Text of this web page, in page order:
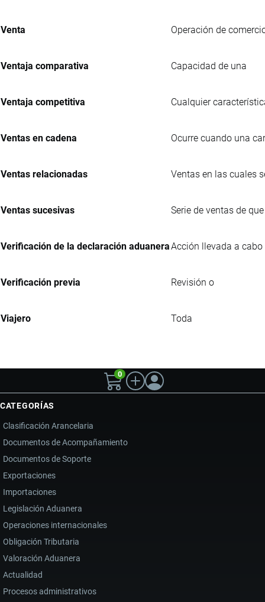
Venta Operación de
Ventaja comparativa Capacidad de una
Ventaja competitiva Cualquier
Ventas en cadena Ocurre cuando una
Ventas relacionadas Ventas en las cuales
Ventas sucesivas Serie de ventas de
Verificación de la declaración aduaneraAcción llevada a cabo
Verificación previa Revisión o
Viajero Toda
0
CATEGORÍAS
Clasificación Arancelaria
Documentos de Acompañamiento
Documentos de Soporte
Exportaciones
Importaciones
Legislación Aduanera
Operaciones internacionales
Obligación Tributaria
Valoración Aduanera
Actualidad
Procesos administrativos